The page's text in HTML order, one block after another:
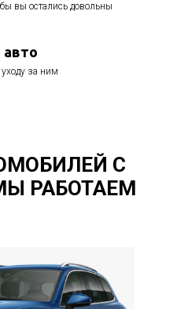
вы остались довольны
за ним
С
РАБОТАЕМ